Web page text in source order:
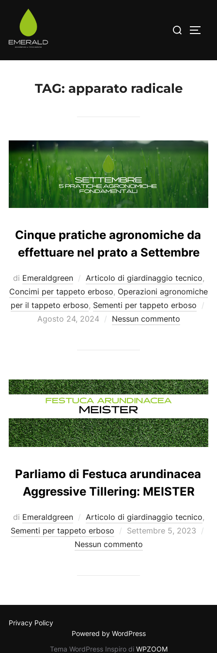
contenuto
Cerca
TAG: apparato radicale
Cinque pratiche agronomiche da
effettuare nel prato a Settembre
di Emeraldgreen Articolo di giardinaggio tecnico,
Concimi per tappeto erboso, Operazioni agronomiche
per il tappeto erboso, Sementi per tappeto erboso
Agosto 24, 2024 Nessun commento
Parliamo di Festuca arundinacea
Aggressive Tillering: MEISTER
di Emeraldgreen Articolo di giardinaggio tecnico,
Sementi per tappeto erboso
Pubblicato
il
Settembre 5, 2023
Nessun commento
Privacy Policy
Powered by WordPress
Tema WordPress Inspiro di WPZOOM